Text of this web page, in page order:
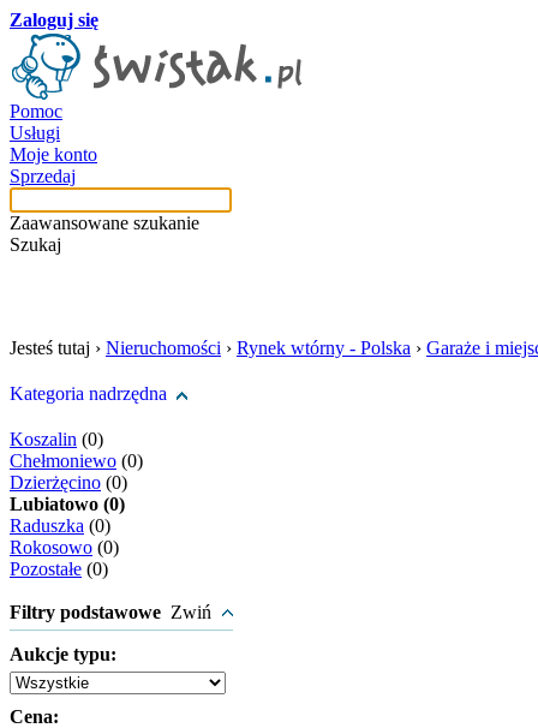
Zaloguj się
Pomoc
Usługi
Moje konto
Sprzedaj
Zaawansowane szukanie
Szukaj
Jesteś tutaj › Nieruchomości › Rynek wtórny - Polska › Garaże i
Kategoria nadrzędna
Koszalin (0)
Chełmoniewo (0)
Dzierżęcino (0)
Lubiatowo (0)
Raduszka (0)
Rokosowo (0)
Pozostałe (0)
Filtry podstawowe Zwiń
Aukcje typu:
Cena: